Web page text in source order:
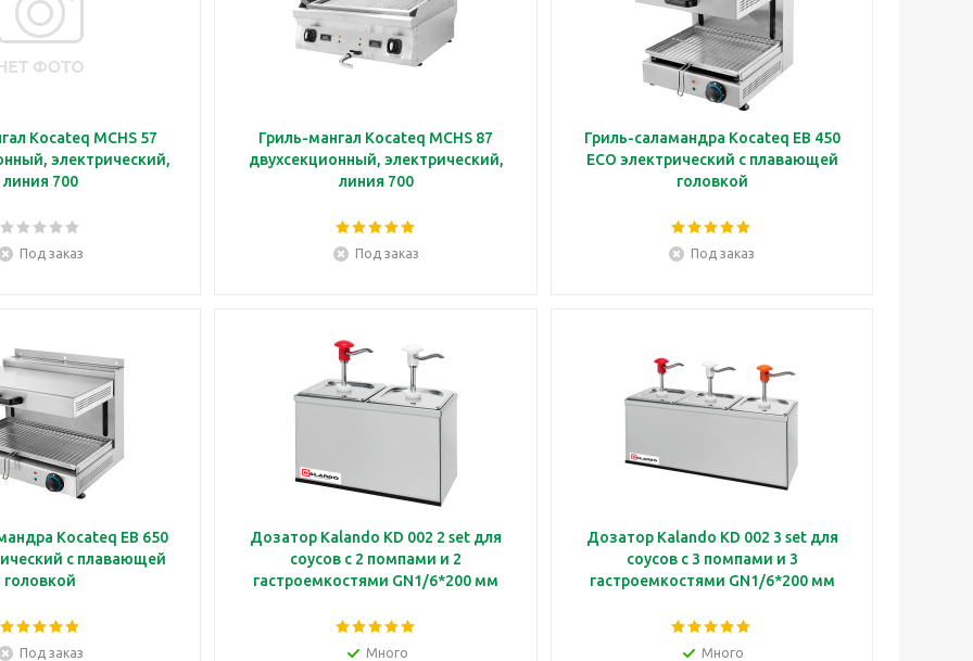
Kocateq MCHS 57
электрический,
линия 700
Под заказ
Гриль-мангал Kocateq MCHS 87
двухсекционный, электрический,
линия 700
Под заказ
Гриль-саламандра Kocateq EB 450
ECO электрический с плавающей
головкой
Под заказ
Kocateq EB 650
с плавающей
головкой
Под заказ
Дозатор Kalando KD 002 2 set для
соусов с 2 помпами и 2
гастроемкостями GN1/6*200 мм
Много
Дозатор Kalando KD 002 3 set для
соусов с 3 помпами и 3
гастроемкостями GN1/6*200 мм
Много